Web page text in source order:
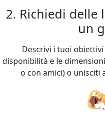
2. Richiedi delle
un
Descrivi i tuoi
disponibilità e le
o con amici) o unisciti